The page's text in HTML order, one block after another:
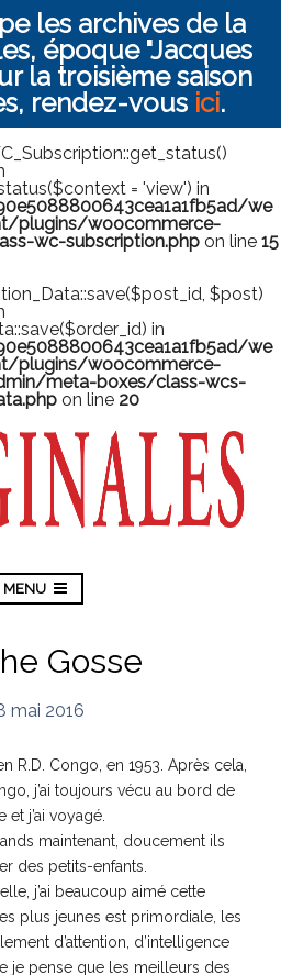
les archives de la
époque "Jacques
la troisième saison
rendez-vous ici.
= 'view') in
we
plugins/woocommerce-
wc-subscription.php on line 15
$post)
in
we
plugins/woocommerce-
meta-boxes/class-wcs-
on line 20
MENU
Gosse
mai 2016
R.D. Congo, en 1953. Après cela,
j’ai toujours vécu au bord de
et j’ai voyagé.
maintenant, doucement ils
des petits-enfants.
j’ai beaucoup aimé cette
plus jeunes est primordiale, les
d’attention, d’intelligence
je pense que les meilleurs des